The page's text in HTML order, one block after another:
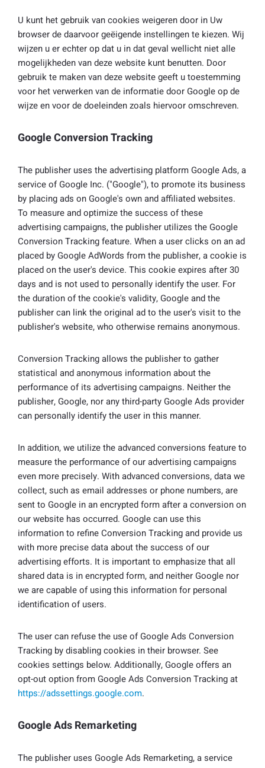
U kunt het gebruik van cookies weigeren door in Uw
browser de daarvoor geëigende instellingen te kiezen. Wij
wijzen u er echter op dat u in dat geval wellicht niet alle
mogelijkheden van deze website kunt benutten. Door
gebruik te maken van deze website geeft u toestemming
voor het verwerken van de informatie door Google op de
wijze en voor de doeleinden zoals hiervoor omschreven.
Google Conversion Tracking
The publisher uses the advertising platform Google Ads, a
service of Google Inc. ("Google"), to promote its business
by placing ads on Google's own and affiliated websites.
To measure and optimize the success of these
advertising campaigns, the publisher utilizes the Google
Conversion Tracking feature. When a user clicks on an ad
placed by Google AdWords from the publisher, a cookie is
placed on the user's device. This cookie expires after 30
days and is not used to personally identify the user. For
the duration of the cookie's validity, Google and the
publisher can link the original ad to the user's visit to the
publisher's website, who otherwise remains anonymous.
Conversion Tracking allows the publisher to gather
statistical and anonymous information about the
performance of its advertising campaigns. Neither the
publisher, Google, nor any third-party Google Ads provider
can personally identify the user in this manner.
In addition, we utilize the advanced conversions feature to
measure the performance of our advertising campaigns
even more precisely. With advanced conversions, data we
collect, such as email addresses or phone numbers, are
sent to Google in an encrypted form after a conversion on
our website has occurred. Google can use this
information to refine Conversion Tracking and provide us
with more precise data about the success of our
advertising efforts. It is important to emphasize that all
shared data is in encrypted form, and neither Google nor
we are capable of using this information for personal
identification of users.
The user can refuse the use of Google Ads Conversion
Tracking by disabling cookies in their browser. See
cookies settings below. Additionally, Google offers an
opt-out option from Google Ads Conversion Tracking at
https://adssettings.google.com.
Google Ads Remarketing
The publisher uses Google Ads Remarketing, a service